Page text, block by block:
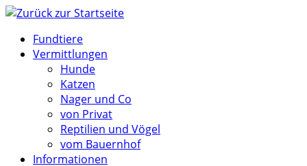
Zum
springenFundtiere
Vermittlungen
Hunde
Katzen
Nager und Co
von Privat
Reptilien und Vögel
vom Bauernhof
Informationen